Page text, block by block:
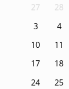
27 28
3
4
10
11
17
18
24
25